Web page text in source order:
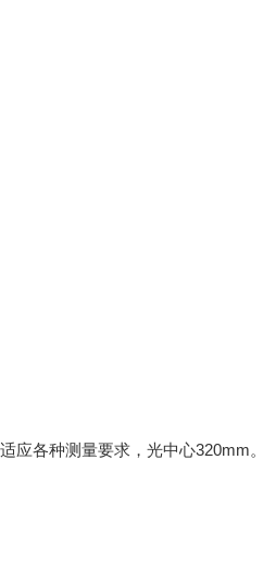
应各种测量要求，光中心320mm。